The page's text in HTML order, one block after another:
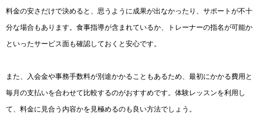
料金の安さだけで決めると、思うように成果が出なかったり、サポートが不十
分な場合もあります。食事指導が含まれているか、トレーナーの指名が可能か
といったサービス面も確認しておくと安心です。
また、入会金や事務手数料が別途かかることもあるため、最初にかかる費用と
毎月の支払いを合わせて比較するのがおすすめです。体験レッスンを利用し
て、料金に見合う内容かを見極めるのも良い方法でしょう。